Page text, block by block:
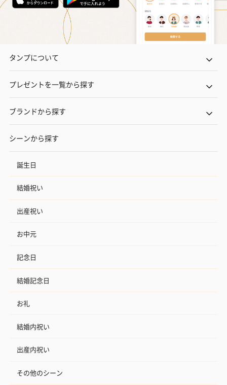
タンプについて
プレゼントを一覧から探す
ブランドから探す
シーンから探す
誕生日
結婚祝い
出産祝い
お中元
記念日
結婚記念日
お礼
結婚内祝い
出産内祝い
その他のシーン